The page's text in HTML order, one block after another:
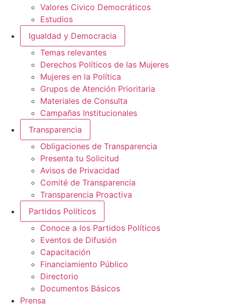
Valores Civico Democráticos
Estudios
Igualdad y Democracia
Temas relevantes
Derechos Políticos de las Mujeres
Mujeres en la Política
Grupos de Atención Prioritaria
Materiales de Consulta
Campañas Institucionales
Transparencia
Obligaciones de Transparencia
Presenta tu Solicitud
Avisos de Privacidad
Comité de Transparencia
Transparencia Proactiva
Partidos Políticos
Conoce a los Partidos Políticos
Eventos de Difusión
Capacitación
Financiamiento Público
Directorio
Documentos Básicos
Prensa